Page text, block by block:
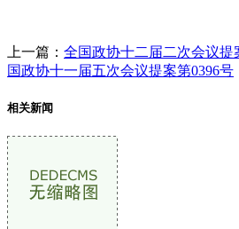
上一篇： 全国政协十二届二次会议提
国政协十一届五次会议提案第0396号
相关新闻